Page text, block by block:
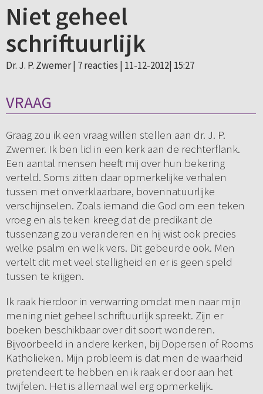
Niet geheel
schriftuurlijk
Dr. J. P. Zwemer | 7 reacties | 11-12-2012| 15:27
VRAAG
Graag zou ik een vraag willen stellen aan dr. J. P.
Zwemer. Ik ben lid in een kerk aan de rechterflank.
Een aantal mensen heeft mij over hun bekering
verteld. Soms zitten daar opmerkelijke verhalen
tussen met onverklaarbare, bovennatuurlijke
verschijnselen. Zoals iemand die God om een teken
vroeg en als teken kreeg dat de predikant de
tussenzang zou veranderen en hij wist ook precies
welke psalm en welk vers. Dit gebeurde ook. Men
vertelt dit met veel stelligheid en er is geen speld
tussen te krijgen.
Ik raak hierdoor in verwarring omdat men naar mijn
mening niet geheel schriftuurlijk spreekt. Zijn er
boeken beschikbaar over dit soort wonderen.
Bijvoorbeeld in andere kerken, bij Dopersen of Rooms
Katholieken. Mijn probleem is dat men de waarheid
pretendeert te hebben en ik raak er door aan het
twijfelen. Het is allemaal wel erg opmerkelijk.